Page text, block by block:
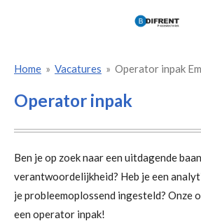
deHome » Vacatures » Operator inpak
Operator inpak
Ben je op zoek naar een uitdagende
verantwoordelijkheid? Heb je een
je probleemoplossend ingesteld? Onze
een operator inpak!